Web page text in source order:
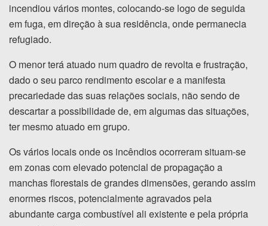
incendiou vários montes, colocando-se logo de seguida
em fuga, em direção à sua residência, onde permanecia
refugiado.
O menor terá atuado num quadro de revolta e frustração,
dado o seu parco rendimento escolar e a manifesta
precariedade das suas relações sociais, não sendo de
descartar a possibilidade de, em algumas das situações,
ter mesmo atuado em grupo.
Os vários locais onde os incêndios ocorreram situam-se
em zonas com elevado potencial de propagação a
manchas florestais de grandes dimensões, gerando assim
enormes riscos, potencialmente agravados pela
abundante carga combustível ali existente e pela própria